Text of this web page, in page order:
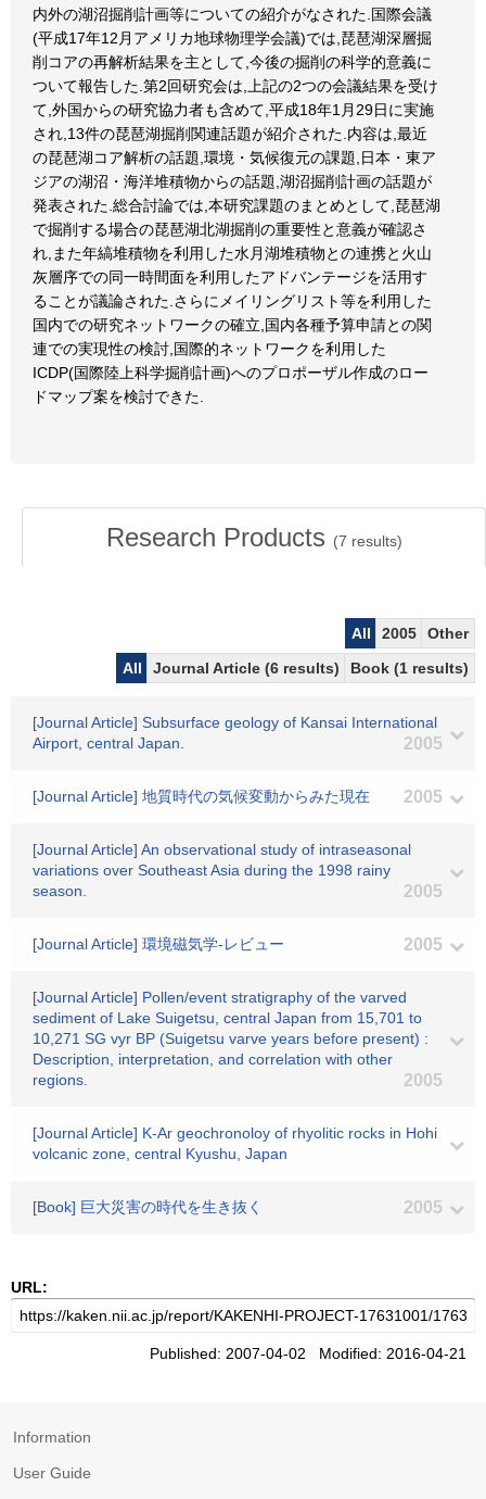
内外の湖沼掘削計画等についての紹介がなされた.国際会議
(平成17年12月アメリカ地球物理学会議)では,琵琶湖深層掘
削コアの再解析結果を主として,今後の掘削の科学的意義に
ついて報告した.第2回研究会は,上記の2つの会議結果を受け
て,外国からの研究協力者も含めて,平成18年1月29日に実施
され,13件の琵琶湖掘削関連話題が紹介された.内容は,最近
の琵琶湖コア解析の話題,環境・気候復元の課題,日本・東ア
ジアの湖沼・海洋堆積物からの話題,湖沼掘削計画の話題が
発表された.総合討論では,本研究課題のまとめとして,琵琶湖
で掘削する場合の琵琶湖北湖掘削の重要性と意義が確認さ
れ,また年縞堆積物を利用した水月湖堆積物との連携と火山
灰層序での同一時間面を利用したアドバンテージを活用す
ることが議論された.さらにメイリングリスト等を利用した
国内での研究ネットワークの確立,国内各種予算申請との関
連での実現性の検討,国際的ネットワークを利用した
ICDP(国際陸上科学掘削計画)へのプロポーザル作成のロー
ドマップ案を検討できた.
Research Products (7 results)
All 2005
Other
All
Journal Article (6 results) Book (1 results)
[Journal Article] Subsurface geology of Kansai International
Airport, central Japan.
2005
[Journal Article] 地質時代の気候変動からみた現在 2005
[Journal Article] An observational study of intraseasonal
variations over Southeast Asia during the 1998 rainy
season.
2005
[Journal Article] 環境磁気学-レビュー 2005
[Journal Article] Pollen/event stratigraphy of the varved
sediment of Lake Suigetsu, central Japan from 15,701 to
10,271 SG vyr BP (Suigetsu varve years before present) :
Description, interpretation, and correlation with other
regions.
2005
[Journal Article] K-Ar geochronoloy of rhyolitic rocks in Hohi
volcanic zone, central Kyushu, Japan
[Book] 巨大災害の時代を生き抜く 2005
URL:
Published: 2007-04-02 Modified: 2016-04-21
Information
User Guide